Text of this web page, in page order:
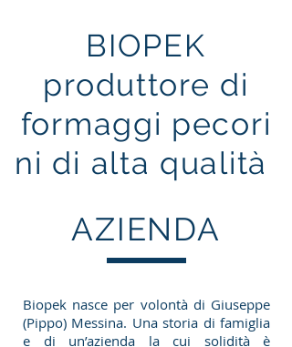
BIOPEK
produttore di
formaggi pecori
ni di alta qualità
AZIENDA
Biopek nasce per volontà di Giuseppe
(Pippo) Messina. Una storia di famiglia
e di un’azienda la cui solidità è